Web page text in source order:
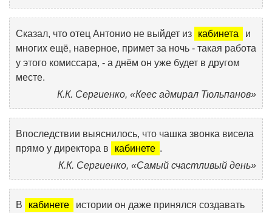
Сказал, что отец Антонио не выйдет из кабинета
и
многих ещё, наверное, примет за ночь - такая работа
у этого комиссара, - а днём он уже будет в другом
месте.
К.К. Сергиенко, «Кеес адмирал Тюльпанов»
Впоследствии выяснилось, что чашка звонка висела
прямо у директора в
кабинете .
К.К. Сергиенко, «Самый счастливый день»
В кабинете
истории он даже принялся создавать